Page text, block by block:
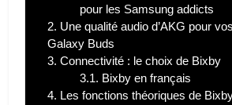
pour les Samsung addicts
2. Une qualité audio d’AKG pour
Galaxy Buds
3. Connectivité : le choix de Bixby
3.1. Bixby en français
4. Les fonctions théoriques de